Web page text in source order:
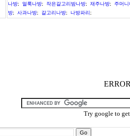
나방; 얼룩나방; 작은갈고리밤나방; 재주나방;
주머니
방; 사과나방; 갈고리나방; 나방파리;
Try google to